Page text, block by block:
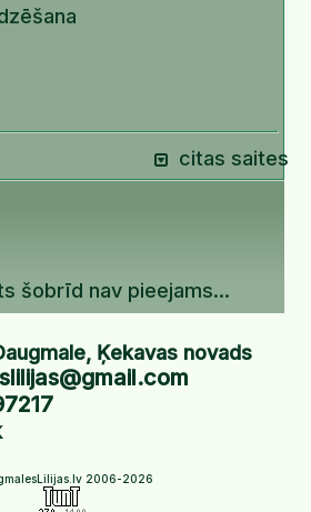
citas saites
šobrīd nav pieejams...
Ķekavas novads
2006-2026